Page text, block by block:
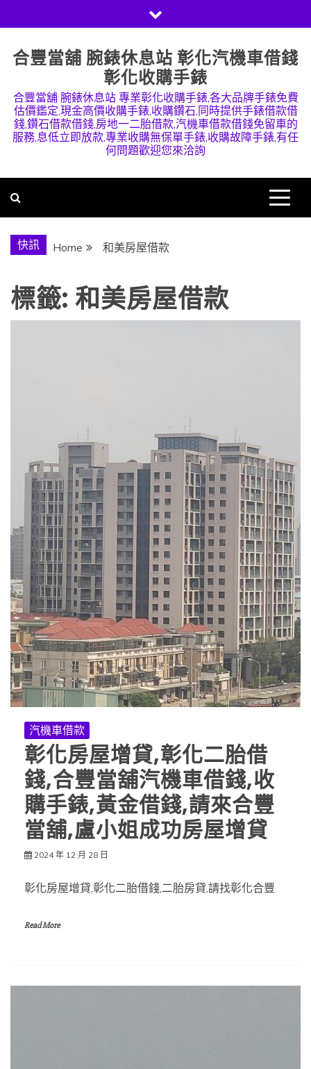
to
content
合豐當舖 腕錶休息站 彰化汽機車借錢
彰化收購手錶
合豐當舖 腕錶休息站 專業彰化收購手錶,各大品牌手錶免費
估價鑑定,現金高價收購手錶,收購鑽石,同時提供手錶借款借
錢,鑽石借款借錢,房地一二胎借款,汽機車借款借錢免留車的
服務,息低立即放款,專業收購無保單手錶,收購故障手錶,有任
何問題歡迎您來洽詢
快訊 Home 和美房屋借款
標籤: 和美房屋借款
汽機車借款
彰化房屋增貸,彰化二胎借
錢,合豐當舖汽機車借錢,收
購手錶,黃金借錢,請來合豐
當舖,盧小姐成功房屋增貸
2024 年 12 月 28 日
彰化房屋增貸,彰化二胎借錢,二胎房貸,請找彰化合豐
Read More